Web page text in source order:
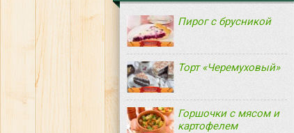
Пирог с брусникой
Торт «Черемуховый»
Горшочки с мясом и
картофелем